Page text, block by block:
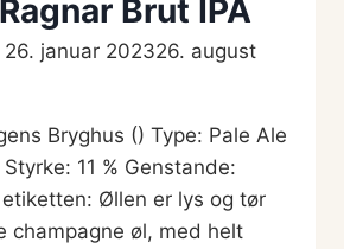
Brut IPA
26. januar 202326. august
Bryghus () Type: Pale Ale
11 % Genstande:
Øllen er lys og tør
champagne øl, med helt